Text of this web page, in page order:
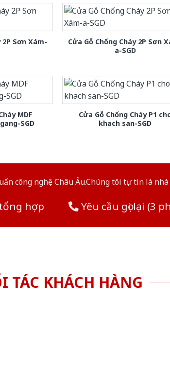
2P Sơn Xám-
Cửa Gỗ Chống Cháy 2P Sơn
a-SGD
MDF
SGD
Cửa Gỗ Chống Cháy P1
khach san-SGD
công nghệ Châu Âu.Chúng tôi tự tin là
hợp Yêu cầu gọi lại (3
TÁC KHÁCH HÀNG